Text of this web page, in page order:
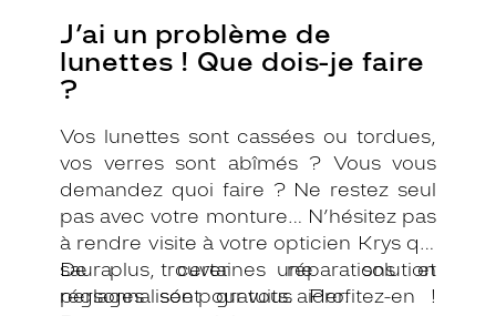
J’ai un problème de
lunettes ! Que dois-je faire
?
Vos lunettes sont cassées ou tordues,
vos verres sont abîmés ? Vous vous
demandez quoi faire ? Ne restez seul
pas avec votre monture… N’hésitez pas
à rendre visite à votre opticien Krys qui
saura trouver une solution
personnalisée pour vous aider.
De plus, certaines réparations et
réglages sont gratuits. Profitez-en !